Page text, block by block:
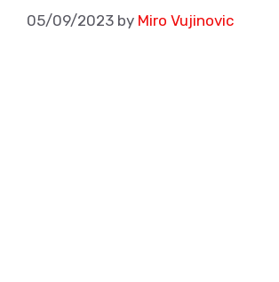
05/09/2023 by Miro Vujinovic